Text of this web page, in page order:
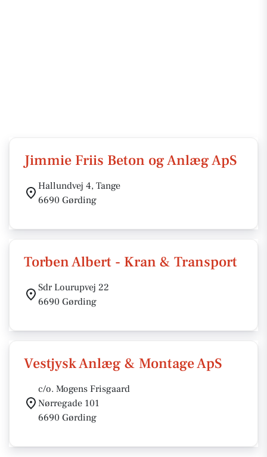
Jimmie Friis Beton og Anlæg ApS
Hallundvej 4, Tange
6690 Gørding
Torben Albert - Kran & Transport
Sdr Lourupvej 22
6690 Gørding
Vestjysk Anlæg & Montage ApS
c/o. Mogens Frisgaard
Nørregade 101
6690 Gørding